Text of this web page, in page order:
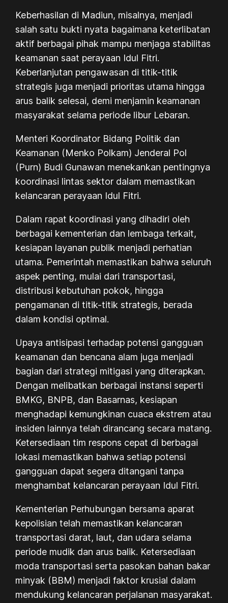
Keberhasilan di Madiun, misalnya, menjadi
salah satu bukti nyata bagaimana keterlibatan
aktif berbagai pihak mampu menjaga stabilitas
keamanan saat perayaan Idul Fitri.
Keberlanjutan pengawasan di titik-titik
strategis juga menjadi prioritas utama hingga
arus balik selesai, demi menjamin keamanan
masyarakat selama periode libur Lebaran.
Menteri Koordinator Bidang Politik dan
Keamanan (Menko Polkam) Jenderal Pol
(Purn) Budi Gunawan menekankan pentingnya
koordinasi lintas sektor dalam memastikan
kelancaran perayaan Idul Fitri.
Dalam rapat koordinasi yang dihadiri oleh
berbagai kementerian dan lembaga terkait,
kesiapan layanan publik menjadi perhatian
utama. Pemerintah memastikan bahwa seluruh
aspek penting, mulai dari transportasi,
distribusi kebutuhan pokok, hingga
pengamanan di titik-titik strategis, berada
dalam kondisi optimal.
Upaya antisipasi terhadap potensi gangguan
keamanan dan bencana alam juga menjadi
bagian dari strategi mitigasi yang diterapkan.
Dengan melibatkan berbagai instansi seperti
BMKG, BNPB, dan Basarnas, kesiapan
menghadapi kemungkinan cuaca ekstrem atau
insiden lainnya telah dirancang secara matang.
Ketersediaan tim respons cepat di berbagai
lokasi memastikan bahwa setiap potensi
gangguan dapat segera ditangani tanpa
menghambat kelancaran perayaan Idul Fitri.
Kementerian Perhubungan bersama aparat
kepolisian telah memastikan kelancaran
transportasi darat, laut, dan udara selama
periode mudik dan arus balik. Ketersediaan
moda transportasi serta pasokan bahan bakar
minyak (BBM) menjadi faktor krusial dalam
mendukung kelancaran perjalanan masyarakat.